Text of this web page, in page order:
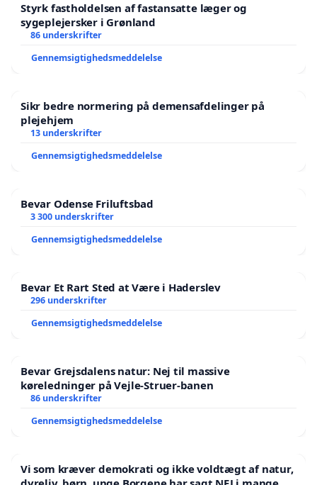
Styrk fastholdelsen af fastansatte læger og
sygeplejersker i Grønland
86 underskrifter
Gennemsigtighedsmeddelelse
Sikr bedre normering på demensafdelinger på
plejehjem
13 underskrifter
Gennemsigtighedsmeddelelse
Bevar Odense Friluftsbad
3 300 underskrifter
Gennemsigtighedsmeddelelse
Bevar Et Rart Sted at Være i Haderslev
296 underskrifter
Gennemsigtighedsmeddelelse
Bevar Grejsdalens natur: Nej til massive
køreledninger på Vejle-Struer-banen
86 underskrifter
Gennemsigtighedsmeddelelse
Vi som kræver demokrati og ikke voldtægt af natur,